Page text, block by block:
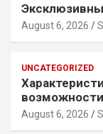
August 6, 2026
UNCATEGORIZED
August 6, 2026